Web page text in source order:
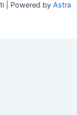
| Powered by Astra